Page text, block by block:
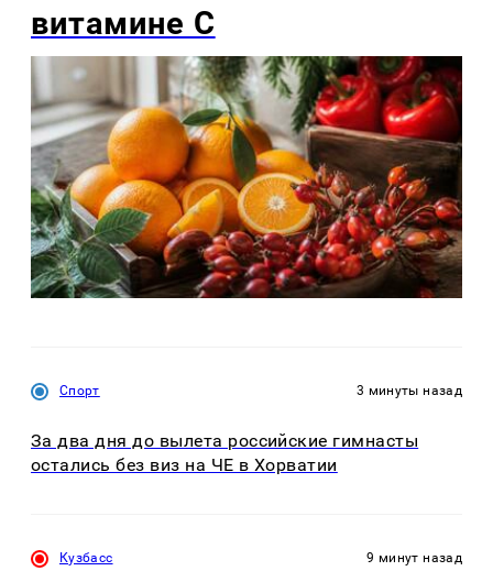
витамине С
Спорт 3 минуты назад
За два дня до вылета российские гимнасты
остались без виз на ЧЕ в Хорватии
Кузбасс 9 минут назад